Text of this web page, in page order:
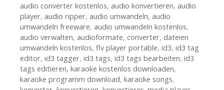
audio converter kostenlos, audio konvertieren, audio
player, audio ripper, audio umwandeln, audio
umwandeln freeware, audio umwandeln kostenlos,
audio verwalten, audioformate, converter, dateien
umwandeln kostenlos, flv player portable, id3, id3 tag
editor, id3 tagger, id3 tags, id3 tags bearbeiten, id3
tags editieren, karaoke kostenlos downloaden,
karaoke programm download, karaoke songs,